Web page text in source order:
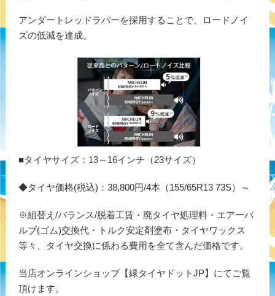
アンダートレッドラバーを採用することで、ロードノイ
ズの低減を達成。
■タイヤサイズ：13～16インチ（23サイズ）
◆タイヤ価格(税込)：38,800円/4本（155/65R13 73S）～
※組替え/バランス/脱着工賃・廃タイヤ処理料・エアーバ
ルブ(ゴム)交換代・トルク安定剤塗布・タイヤワックス
等々、タイヤ交換に係わる費用を全て含んだ価格です。
当店オンラインショップ【緑タイヤドットJP】にてご覧
頂けます。